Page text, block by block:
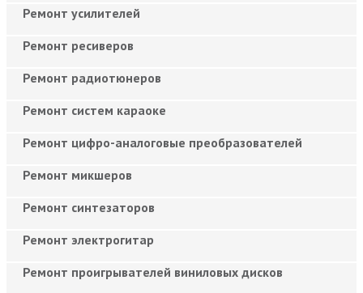
Ремонт усилителей
Ремонт ресиверов
Ремонт радиотюнеров
Ремонт систем караоке
Ремонт цифро-аналоговые преобразователей
Ремонт микшеров
Ремонт синтезаторов
Ремонт электрогитар
Ремонт проигрывателей виниловых дисков